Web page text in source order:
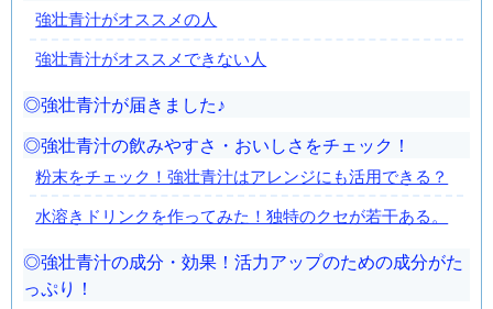
強壮青汁がオススメの人
強壮青汁がオススメできない人
強壮青汁が届きました♪
強壮青汁の飲みやすさ・おいしさをチェック！
粉末をチェック！強壮青汁はアレンジにも活用できる？
水溶きドリンクを作ってみた！独特のクセが若干ある。
強壮青汁の成分・効果！活力アップのための成分がた
っぷり！